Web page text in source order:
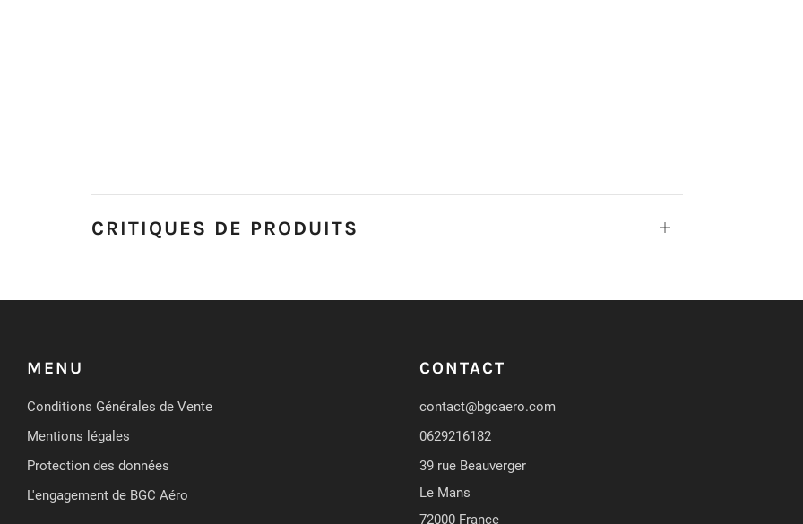
CRITIQUES DE PRODUITS Ouvrir
MENU
Conditions Générales de Vente
Mentions légales
Protection des données
L'engagement de BGC Aéro
CONTACT
contact@bgcaero.com
0629216182
39 rue Beauverger
Le Mans
72000 France